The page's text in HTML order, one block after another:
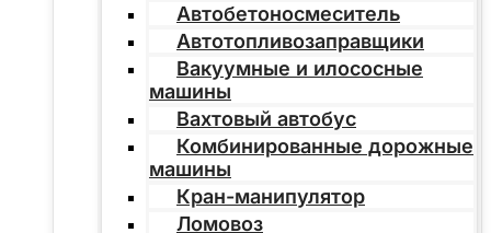
Автобетоносмеситель
Автотопливозаправщики
Вакуумные и илососные
машины
Вахтовый автобус
Комбинированные дорожные
машины
Кран-манипулятор
Ломовоз